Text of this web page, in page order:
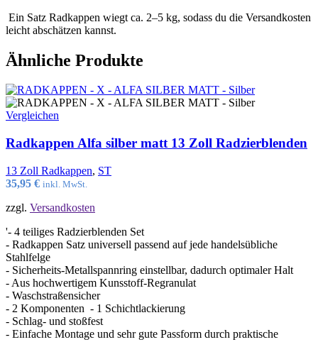
Ein Satz Radkappen wiegt ca. 2–5 kg, sodass du die Versandkosten
leicht abschätzen kannst.
Ähnliche Produkte
Vergleichen
Radkappen Alfa silber matt 13 Zoll Radzierblenden
13 Zoll Radkappen, ST
35,95 € inkl. MwSt.
zzgl. Versandkosten
'- 4 teiliges Radzierblenden Set
- Radkappen Satz universell passend auf jede handelsübliche
Stahlfelge
- Sicherheits-Metallspannring einstellbar, dadurch optimaler Halt
- Aus hochwertigem Kunsstoff-Regranulat
- Waschstraßensicher
- 2 Komponenten - 1 Schichtlackierung
- Schlag- und stoßfest
- Einfache Montage und sehr gute Passform durch praktische